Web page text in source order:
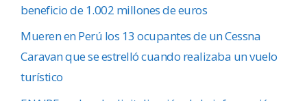
beneficio de 1.002 millones de euros
Mueren en Perú los 13 ocupantes de un Cessna
Caravan que se estrelló cuando realizaba un vuelo
turístico